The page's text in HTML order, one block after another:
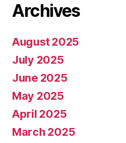
Archives
August 2025
July 2025
June 2025
May 2025
April 2025
March 2025